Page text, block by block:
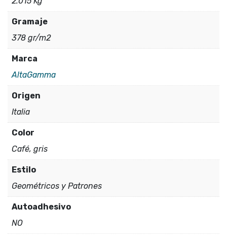
Gramaje
378 gr/m2
Marca
AltaGamma
Origen
Italia
Color
Café, gris
Estilo
Geométricos y Patrones
Autoadhesivo
NO